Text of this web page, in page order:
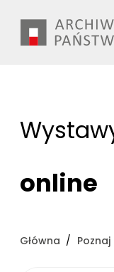
treści
online
Główna Poznaj